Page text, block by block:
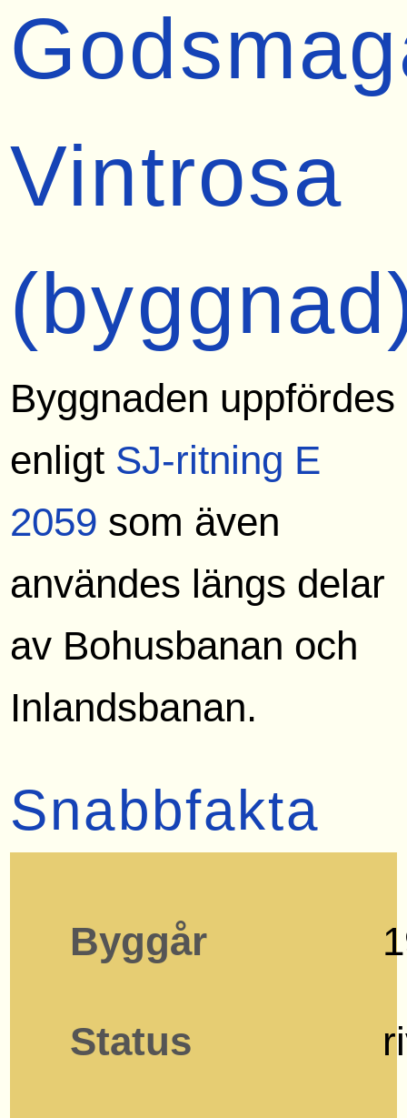
Vintrosa
Byggnaden uppfördes
enligt SJ-ritning E
2059 som även
användes längs delar
av Bohusbanan och
Inlandsbanan.
Snabbfakta
Byggår
Status